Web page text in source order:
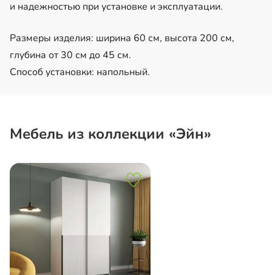
и надежностью при установке и эксплуатации.
Размеры изделия: ширина 60 см, высота 200 см,
глубина от 30 см до 45 см.
Способ установки: напольный.
Мебель из коллекции «Эйн»